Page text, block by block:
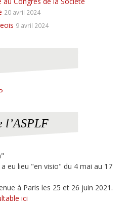
20 avril 2024
9 avril 2024
l’ASPLF
eu lieu "en visio" du 4 mai au 17
à Paris les 25 et 26 juin 2021.
ici